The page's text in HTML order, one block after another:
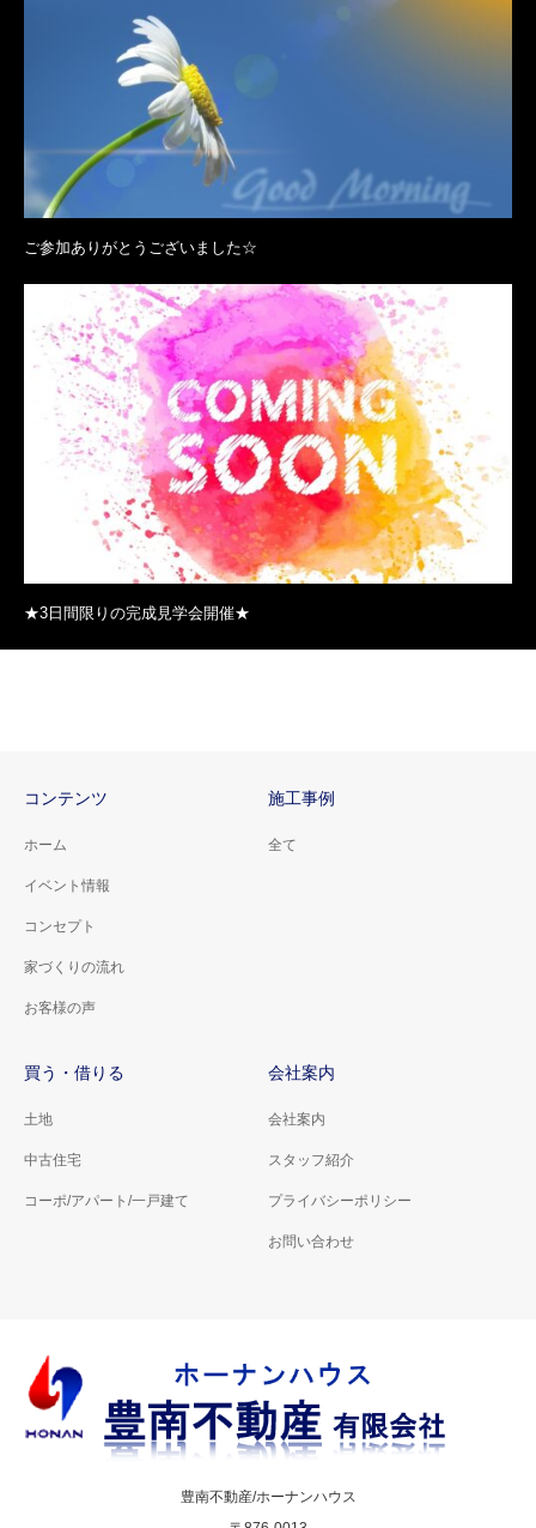
ご参加ありがとうございました☆
★3日間限りの完成見学会開催★
コンテンツ
ホーム
イベント情報
コンセプト
家づくりの流れ
お客様の声
施工事例
全て
買う・借りる
土地
中古住宅
コーポ/アパート/一戸建て
会社案内
会社案内
スタッフ紹介
プライバシーポリシー
お問い合わせ
豊南不動産/ホーナンハウス